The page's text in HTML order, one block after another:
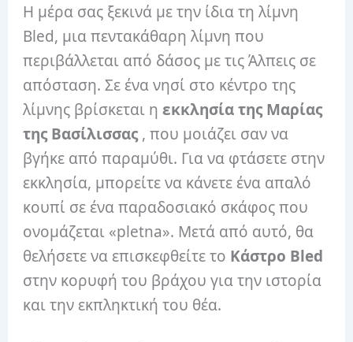
Η μέρα σας ξεκινά με την ίδια τη λίμνη
Bled, μια πεντακάθαρη λίμνη που
περιβάλλεται από δάσος με τις Άλπεις σε
απόσταση. Σε ένα νησί στο κέντρο της
λίμνης βρίσκεται ηεκκλησία της Μαρίας
της Βασίλισσας, που μοιάζει σαν να
βγήκε από παραμύθι. Για να φτάσετε στην
εκκλησία, μπορείτε να κάνετε ένα απαλό
κουπί σε ένα παραδοσιακό σκάφος που
ονομάζεται «pletna». Μετά από αυτό, θα
θελήσετε να επισκεφθείτε το Κάστρο Bled
στην κορυφή του βράχου για την ιστορία
και την εκπληκτική του θέα.